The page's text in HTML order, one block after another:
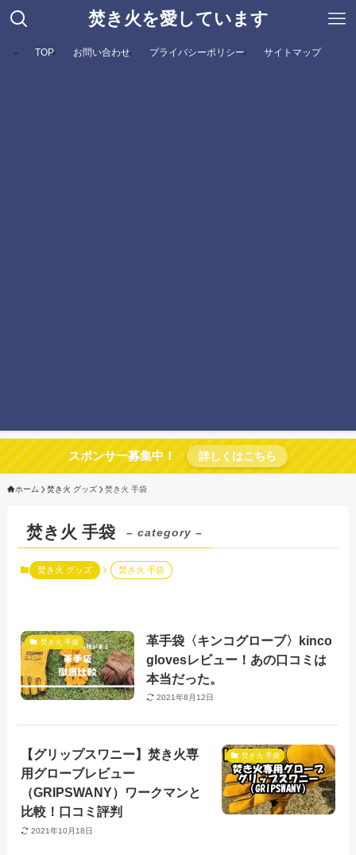
焚き火を愛しています
TOP お問い合わせ プライバシーポリシー サイトマップ
スポンサー募集中！ 詳しくはこちら
ホーム 焚き火 グッズ 焚き火 手袋
焚き火 手袋 – category –
焚き火 グッズ 焚き火 手袋
焚き火 手袋
革手袋〈キンコグローブ〉kinco
glovesレビュー！あの口コミは
本当だった。
2021年8月12日
焚き火 手袋
【グリップスワニー】焚き火専
用グローブレビュー
（GRIPSWANY）ワークマンと
比較！口コミ評判
2021年10月18日